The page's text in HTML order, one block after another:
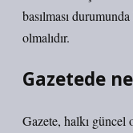
basılması
olmalıdır.
Gazetede
Gazete, halkı